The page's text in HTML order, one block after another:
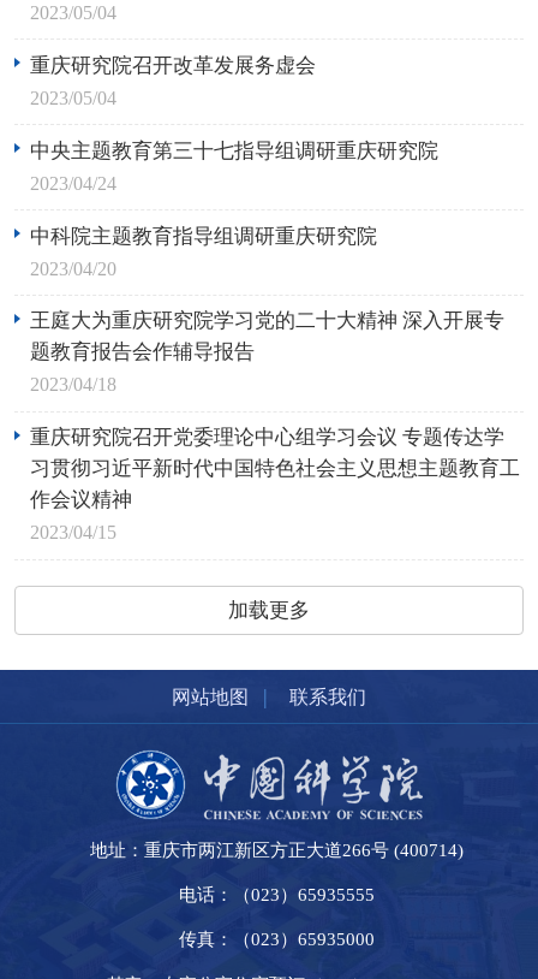
2023/05/04
重庆研究院召开改革发展务虚会
2023/05/04
中央主题教育第三十七指导组调研重庆研究院
2023/04/24
中科院主题教育指导组调研重庆研究院
2023/04/20
王庭大为重庆研究院学习党的二十大精神 深入开展专
题教育报告会作辅导报告
2023/04/18
重庆研究院召开党委理论中心组学习会议 专题传达学
习贯彻习近平新时代中国特色社会主义思想主题教育工
作会议精神
2023/04/15
加载更多
网站地图 | 联系我们
地址：重庆市两江新区方正大道266号 (400714)
电话：（023）65935555
传真：（023）65935000